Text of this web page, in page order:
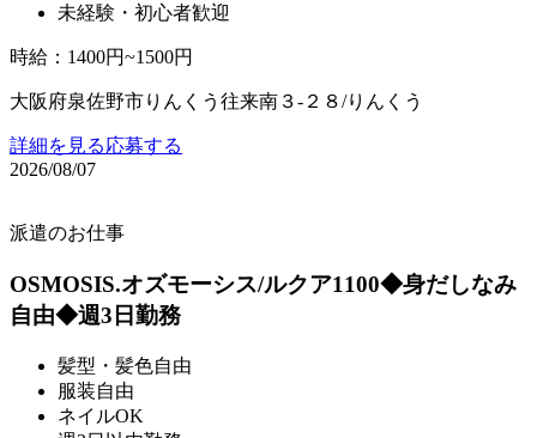
未経験・初心者歓迎
時給 ： 1400円~1500円
大阪府泉佐野市りんくう往来南３‐２８/りんくう
詳細を見る応募する
2026/08/07
派遣のお仕事
OSMOSIS.オズモーシス/ルクア1100◆身だしなみ
自由◆週3日勤務
髪型・髪色自由
服装自由
ネイルOK